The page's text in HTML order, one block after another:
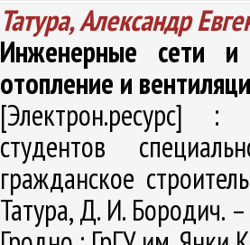
Татура, Александр
Инженерные сети и
отопление и
[Электрон.ресурс] :
студентов
гражданское
Татура, Д. И. Бородич.